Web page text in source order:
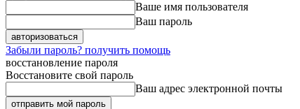
Ваше имя пользователя
Ваш пароль
Забыли пароль? получить помощь
восстановление пароля
Восстановите свой пароль
Ваш адрес электронной почты